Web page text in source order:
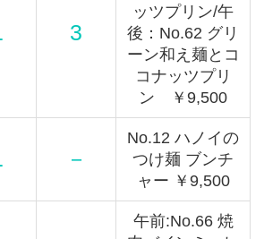
3
ッツプリン/午
後：No.62 グリ
ーン和え麺とコ
コナッツプリ
ン ￥9,500
－
No.12 ハノイの
つけ麺 ブンチ
ャー ￥9,500
午前:No.66 焼